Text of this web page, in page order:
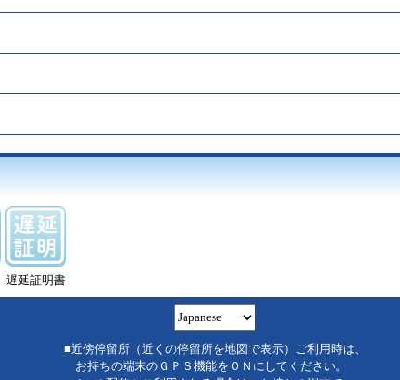
遅延証明書
■近傍停留所（近くの停留所を地図で表示）ご利用時は、
お持ちの端末のＧＰＳ機能をＯＮにしてください。